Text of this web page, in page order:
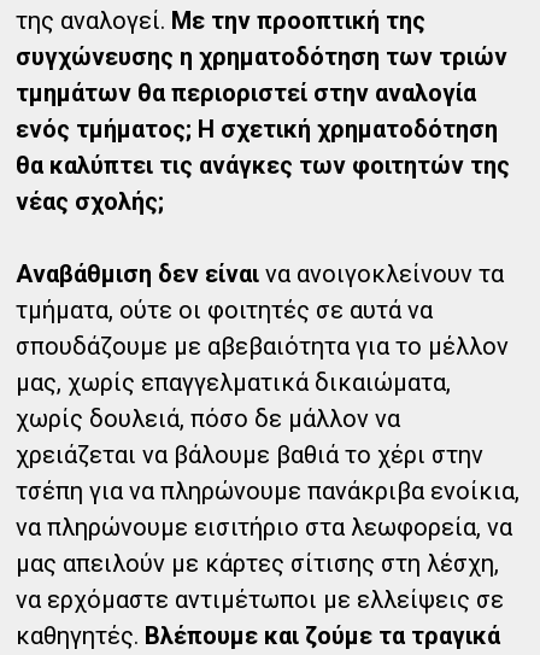
της αναλογεί. Με την προοπτική της
συγχώνευσης η χρηματοδότηση των τριών
τμημάτων θα περιοριστεί στην αναλογία
ενός τμήματος; Η σχετική χρηματοδότηση
θα καλύπτει τις ανάγκες των φοιτητών της
νέας σχολής;
Αναβάθμιση δεν είναι να ανοιγοκλείνουν τα
τμήματα, ούτε οι φοιτητές σε αυτά να
σπουδάζουμε με αβεβαιότητα για το μέλλον
μας, χωρίς επαγγελματικά δικαιώματα,
χωρίς δουλειά, πόσο δε μάλλον να
χρειάζεται να βάλουμε βαθιά το χέρι στην
τσέπη για να πληρώνουμε πανάκριβα ενοίκια,
να πληρώνουμε εισιτήριο στα λεωφορεία, να
μας απειλούν με κάρτες σίτισης στη λέσχη,
να ερχόμαστε αντιμέτωποι με ελλείψεις σε
καθηγητές. Βλέπουμε και ζούμε τα τραγικά